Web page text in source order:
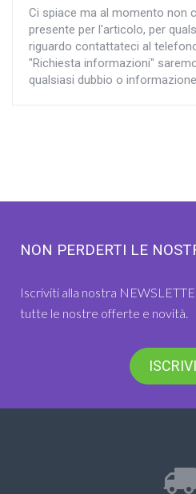
Ci spiace ma al momento non
presente per l'articolo, per
riguardo contattateci al
"Richiesta informazioni"
qualsiasi dubbio o
NON PERDERTI LE
Iscriviti alla nostra
tutte le nostre offerte e novità.